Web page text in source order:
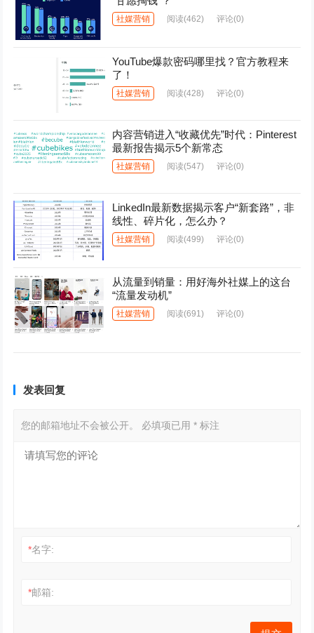
社媒营销 阅读(462) 评论(0)
YouTube爆款密码哪里找？官方教程来
了！
社媒营销 阅读(428) 评论(0)
内容营销进入“收藏优先”时代：Pinterest
最新报告揭示5个新常态
社媒营销 阅读(547) 评论(0)
LinkedIn最新数据揭示客户“新套路”，非
线性、碎片化，怎么办？
社媒营销 阅读(499) 评论(0)
从流量到销量：用好海外社媒上的这台
“流量发动机”
社媒营销 阅读(691) 评论(0)
发表回复
您的邮箱地址不会被公开。 必填项已用* 标注
*名字:
*邮箱: